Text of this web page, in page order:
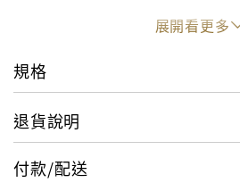
到如此高度的國際關注，今年僅
這個已邁入第三十四年的老展覽
冷門場次——過去多由國防部及其
至連南港展覽館一層都填不滿，
任誰也沒想到，在台灣軍工產業
展開看更多
規格
退貨說明
付款/配送